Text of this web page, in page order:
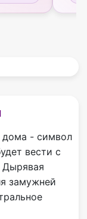
- символ
вести с
замужней